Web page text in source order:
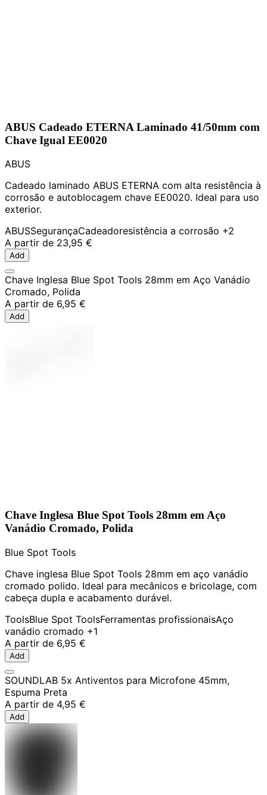
ABUS Cadeado ETERNA Laminado 41/50mm com
Chave Igual EE0020
ABUS
Cadeado laminado ABUS ETERNA com alta resistência à
corrosão e autoblocagem chave EE0020. Ideal para uso
exterior.
ABUSSegurançaCadeadoresistência a corrosão +2
A partir de 23,95 €
Add
Chave Inglesa Blue Spot Tools 28mm em Aço Vanádio
Cromado, Polida
A partir de 6,95 €
Add
Chave Inglesa Blue Spot Tools 28mm em Aço
Vanádio Cromado, Polida
Blue Spot Tools
Chave inglesa Blue Spot Tools 28mm em aço vanádio
cromado polido. Ideal para mecânicos e bricolage, com
cabeça dupla e acabamento durável.
ToolsBlue Spot ToolsFerramentas profissionaisAço
vanádio cromado +1
A partir de 6,95 €
Add
SOUNDLAB 5x Antiventos para Microfone 45mm,
Espuma Preta
A partir de 4,95 €
Add